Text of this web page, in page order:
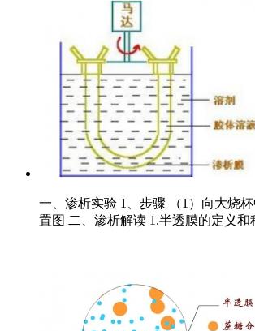
一、渗析实验 1、步骤 （1）向大烧
置图 二、渗析解读 1.半透膜的定义